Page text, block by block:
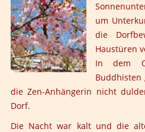
um
die
Haustüren
In dem
Buddhisten
die Zen-Anhängerin nicht
Dorf.
Die Nacht war kalt und die